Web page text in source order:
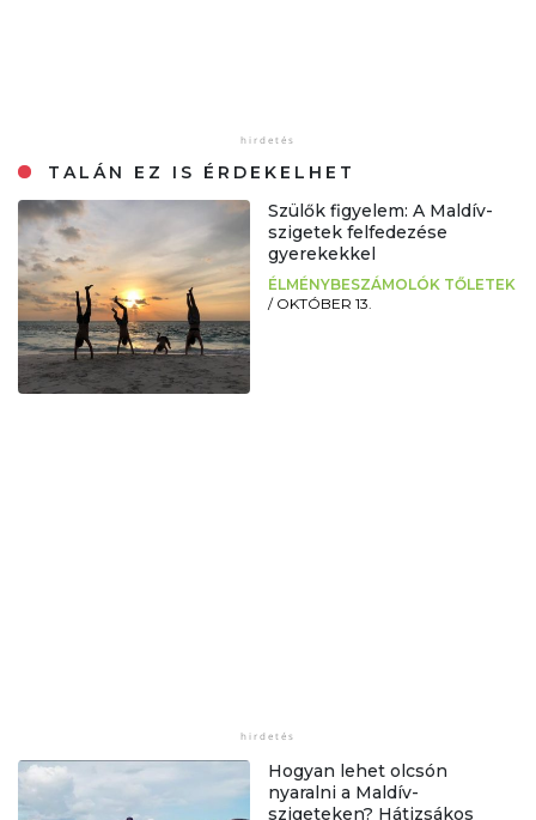
TALÁN EZ IS ÉRDEKELHET
Szülők figyelem: A Maldív-
szigetek felfedezése
gyerekekkel
ÉLMÉNYBESZÁMOLÓK TŐLETEK
/ OKTÓBER 13.
Hogyan lehet olcsón
nyaralni a Maldív-
szigeteken? Hátizsákos